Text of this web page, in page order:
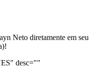
Neto diretamente em seu
desc=""